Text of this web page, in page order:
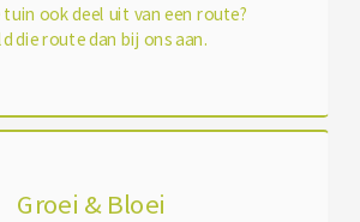
tuin ook deel uit van een route?
die route dan bij ons aan.
Groei & Bloei